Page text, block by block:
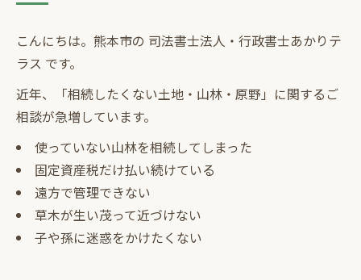
こんにちは。熊本市の 司法書士法人・行政書士あかりテ
ラス です。
近年、「相続したくない土地・山林・原野」に関するご
相談が急増しています。
使っていない山林を相続してしまった
固定資産税だけ払い続けている
遠方で管理できない
草木が生い茂って近づけない
子や孫に迷惑をかけたくない